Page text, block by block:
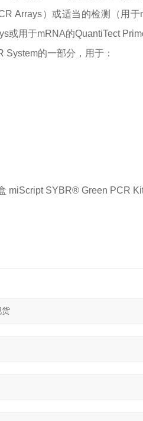
Arrays）或适当的检测（用
用于mRNA的QuantiTect
的一部分，用于：
miScript SYBR® Green PCR